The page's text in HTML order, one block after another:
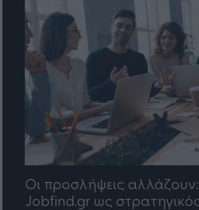
TP Greece: Πώς
διαμορφώνεται το μέλλον